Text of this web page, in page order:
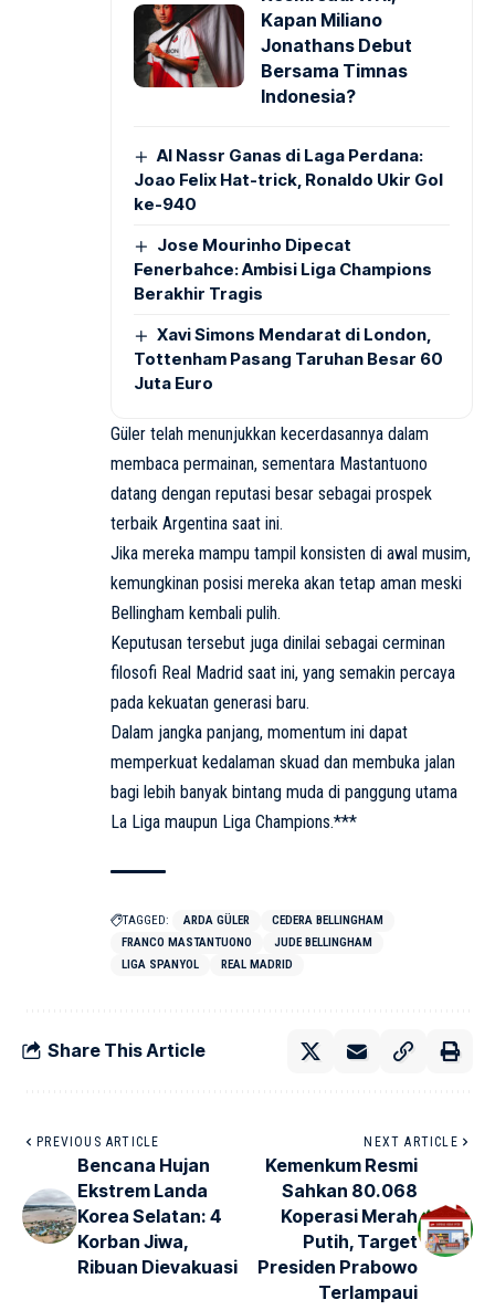
Kapan Miliano
Jonathans Debut
Bersama Timnas
Indonesia?
Al Nassr Ganas di Laga Perdana:
Joao Felix Hat-trick, Ronaldo Ukir Gol
ke-940
Jose Mourinho Dipecat
Fenerbahce: Ambisi Liga Champions
Berakhir Tragis
Xavi Simons Mendarat di London,
Tottenham Pasang Taruhan Besar 60
Juta Euro
Güler telah menunjukkan kecerdasannya dalam
membaca permainan, sementara Mastantuono
datang dengan reputasi besar sebagai prospek
terbaik Argentina saat ini.
Jika mereka mampu tampil konsisten di awal musim,
kemungkinan posisi mereka akan tetap aman meski
Bellingham kembali pulih.
Keputusan tersebut juga dinilai sebagai cerminan
filosofi Real Madrid saat ini, yang semakin percaya
pada kekuatan generasi baru.
Dalam jangka panjang, momentum ini dapat
memperkuat kedalaman skuad dan membuka jalan
bagi lebih banyak bintang muda di panggung utama
La Liga maupun Liga Champions.***
TAGGED: ARDA GÜLER
CEDERA BELLINGHAM
FRANCO MASTANTUONO
JUDE BELLINGHAM
LIGA SPANYOL
REAL MADRID
Share This Article
PREVIOUS ARTICLE
Bencana Hujan
Ekstrem Landa
Korea Selatan: 4
Korban Jiwa,
Ribuan Dievakuasi
NEXT ARTICLE
Kemenkum Resmi
Sahkan 80.068
Koperasi Merah
Putih, Target
Presiden Prabowo
Terlampaui